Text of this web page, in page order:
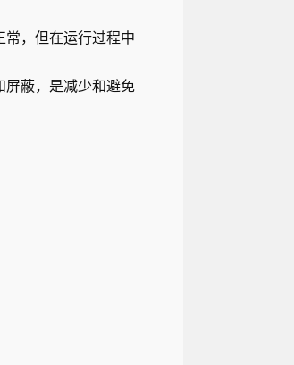
常，但在运行过程中
屏蔽，是减少和避免